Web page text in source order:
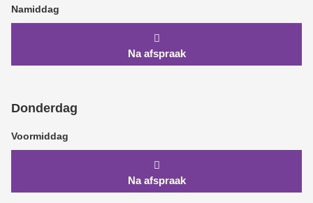
Namiddag
Na afspraak
Donderdag
Voormiddag
Na afspraak